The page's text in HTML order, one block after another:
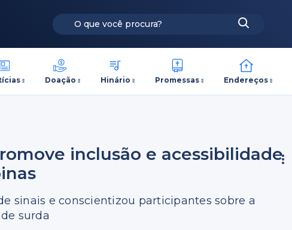
Doação Hinário Promessas Endereços
inclusão e acessibilidade
sinais e conscientizou participantes sobre a
surda